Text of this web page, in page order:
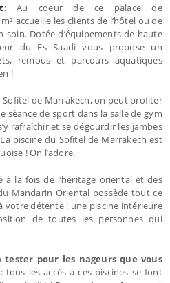
: Au coeur de ce palace de
accueille les clients de l’hôtel ou de
soin. Dotée d’équipements de haute
du Es Saadi vous propose un
remous et parcours aquatiques
!
Sofitel de Marrakech, on peut profiter
séance de sport dans la salle de gym
rafraîchir et se dégourdir les jambes
piscine du Sofitel de Marrakech est
! On l’adore.
à la fois de l’héritage oriental et des
Mandarin Oriental possède tout ce
détente : une piscine intérieure
de toutes les personnes qui
tester pour les nageurs que vous
les accès à ces piscines se font